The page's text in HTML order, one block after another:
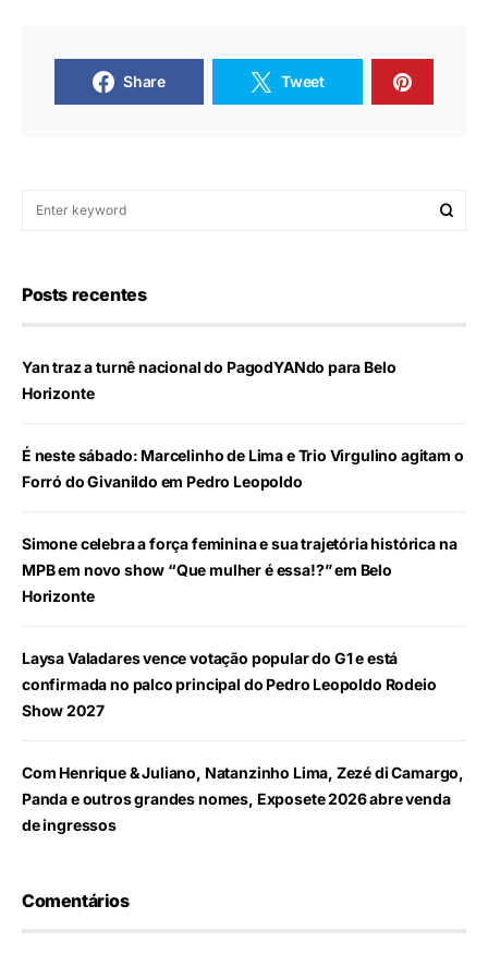
Share Tweet
Posts recentes
Yan traz a turnê nacional do PagodYANdo para Belo
Horizonte
É neste sábado: Marcelinho de Lima e Trio Virgulino agitam o
Forró do Givanildo em Pedro Leopoldo
Simone celebra a força feminina e sua trajetória histórica na
MPB em novo show “Que mulher é essa!?” em Belo
Horizonte
Laysa Valadares vence votação popular do G1 e está
confirmada no palco principal do Pedro Leopoldo Rodeio
Show 2027
Com Henrique & Juliano, Natanzinho Lima, Zezé di Camargo,
Panda e outros grandes nomes, Exposete 2026 abre venda
de ingressos
Comentários